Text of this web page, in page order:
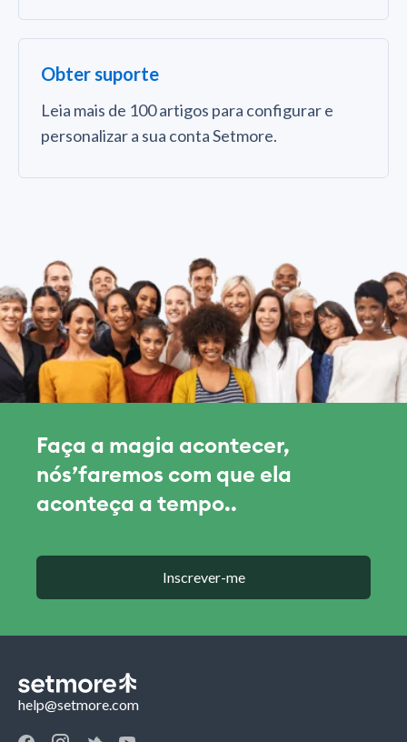
Obter suporte
Leia mais de 100 artigos para configurar e
personalizar a sua conta Setmore.
Faça a magia acontecer,
nós’faremos com que ela
aconteça a tempo..
Inscrever-me
help@setmore.com